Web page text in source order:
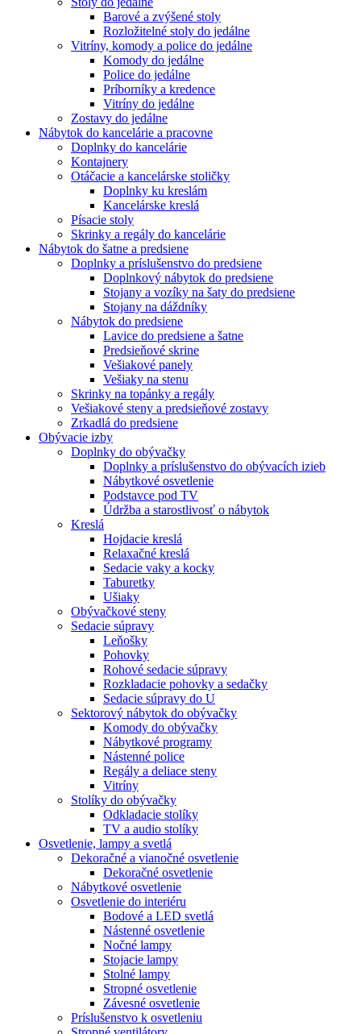
Barové a zvýšené stoly
Rozložitelné stoly do jedálne
Vitríny, komody a police do jedálne
Komody do jedálne
Police do jedálne
Príborníky a kredence
Vitríny do jedálne
Zostavy do jedálne
Nábytok do kancelárie a pracovne
Doplnky do kancelárie
Kontajnery
Otáčacie a kancelárske stoličky
Doplnky ku kreslám
Kancelárske kreslá
Písacie stoly
Skrinky a regály do kancelárie
Nábytok do šatne a predsiene
Doplnky a príslušenstvo do predsiene
Doplnkový nábytok do predsiene
Stojany a vozíky na šaty do predsiene
Stojany na dáždníky
Nábytok do predsiene
Lavice do predsiene a šatne
Predsieňové skrine
Vešiakové panely
Vešiaky na stenu
Skrinky na topánky a regály
Vešiakové steny a predsieňové zostavy
Zrkadlá do predsiene
Obývacie izby
Doplnky do obývačky
Doplnky a príslušenstvo do obývacích izieb
Nábytkové osvetlenie
Podstavce pod TV
Údržba a starostlivosť o nábytok
Kreslá
Hojdacie kreslá
Relaxačné kreslá
Sedacie vaky a kocky
Taburetky
Ušiaky
Obývačkové steny
Sedacie súpravy
Leňošky
Pohovky
Rohové sedacie súpravy
Rozkladacie pohovky a sedačky
Sedacie súpravy do U
Sektorový nábytok do obývačky
Komody do obývačky
Nábytkové programy
Nástenné police
Regály a deliace steny
Vitríny
Stolíky do obývačky
Odkladacie stolíky
TV a audio stolíky
Osvetlenie, lampy a svetlá
Dekoračné a vianočné osvetlenie
Dekoračné osvetlenie
Nábytkové osvetlenie
Osvetlenie do interiéru
Bodové a LED svetlá
Nástenné osvetlenie
Nočné lampy
Stojacie lampy
Stolné lampy
Stropné osvetlenie
Závesné osvetlenie
Príslušenstvo k osvetleniu